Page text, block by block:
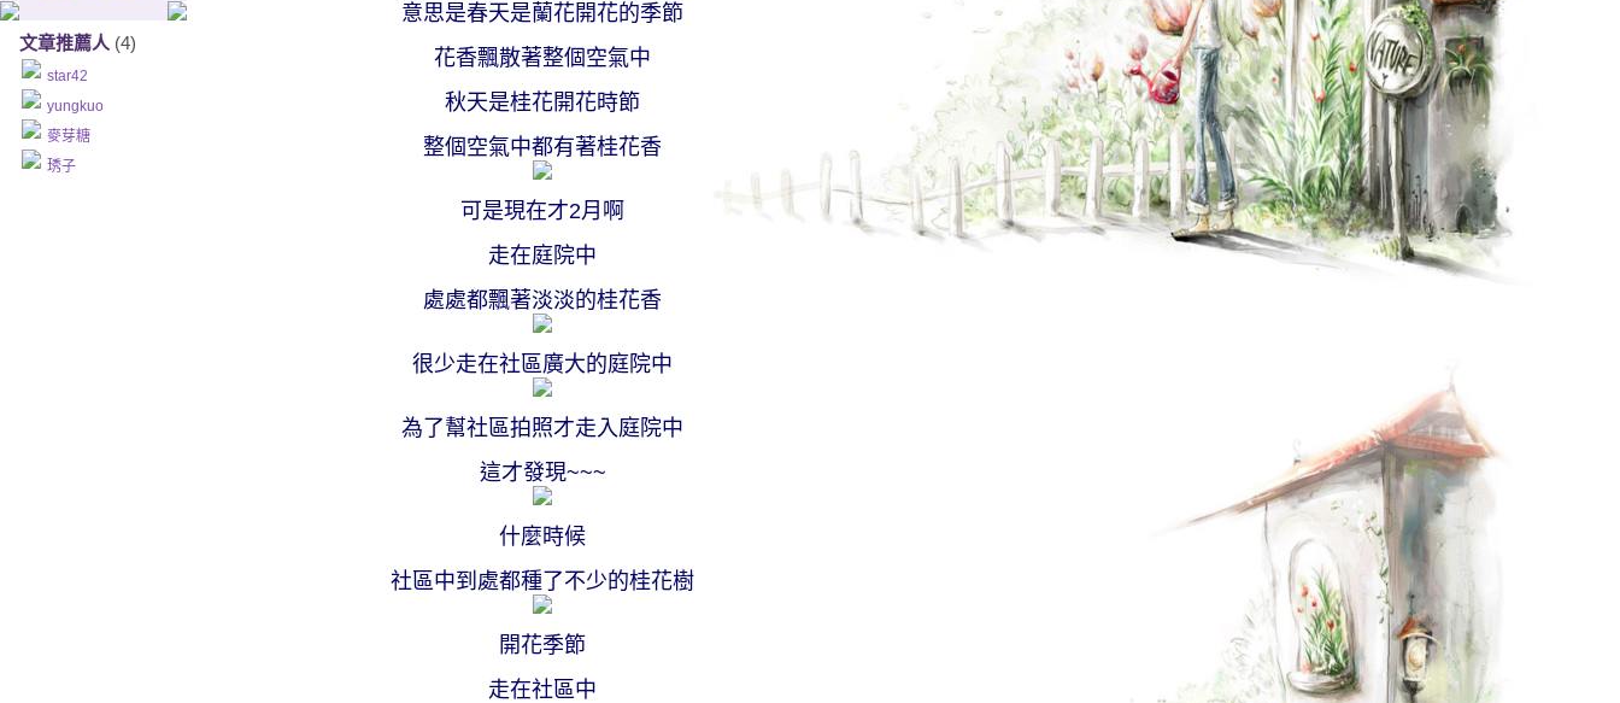
文章推薦人 (4)
star42
yungkuo
麥芽糖
琇子
意思是春天是蘭花開花的季節
花香飄散著整個空氣中
秋天是桂花開花時節
整個空氣中都有著桂花香
可是現在才2月啊
走在庭院中
處處都飄著淡淡的桂花香
很少走在社區廣大的庭院中
為了幫社區拍照才走入庭院中
這才發現~~~
什麼時候
社區中到處都種了不少的桂花樹
開花季節
走在社區中